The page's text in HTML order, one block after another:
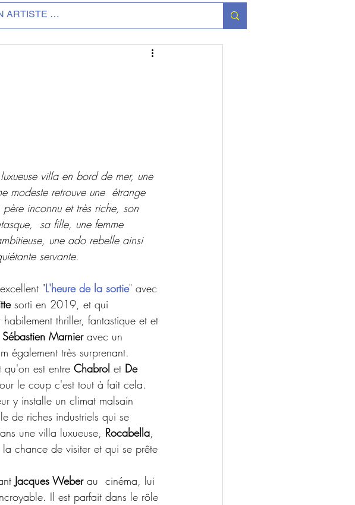
villa en bord de mer, une
modeste retrouve une  étrange
père inconnu et très riche, son
sa fille, une femme
une ado rebelle ainsi
servante.
"L'heure de la sortie" avec
sorti en 2019, et qui
habilement thriller, fantastique et et
Sébastien Marnier avec un
également très surprenant.
qu'on est entre Chabrol et De
le coup c'est tout à fait cela.
y installe un climat malsain
de riches industriels qui se
une villa luxueuse, Rocabella,
chance de visiter et qui se prête
Jacques Weber au  cinéma, lui
Il est parfait dans le rôle